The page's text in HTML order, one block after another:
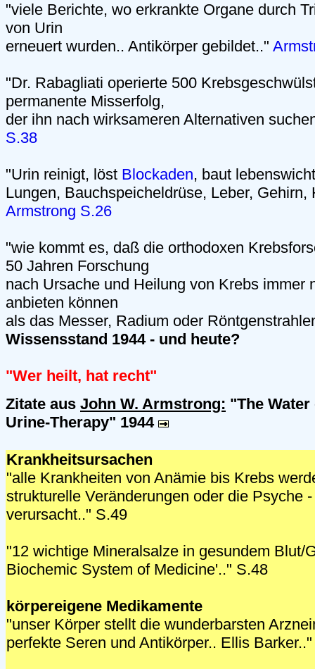
"viele Berichte, wo erkrankte Organe durch
von Urin
erneuert wurden.. Antikörper gebildet.."
"Dr. Rabagliati operierte 500
permanente Misserfolg,
der ihn nach wirksameren Alternativen
S.38
"Urin reinigt, löst Blockaden, baut
Lungen, Bauchspeicheldrüse, Leber, Gehirn,
Armstrong S.26
"wie kommt es, daß die orthodoxen
50 Jahren Forschung
nach Ursache und Heilung von Krebs immer
anbieten können
als das Messer, Radium oder
Wissensstand 1944 - und heute?
"Wer heilt, hat recht"
Zitate aus John W. Armstrong: "The
Urine-Therapy" 1944
Krankheitsursachen
"alle Krankheiten von Anämie bis Krebs
strukturelle Veränderungen oder die Psyche
verursacht.." S.49
"12 wichtige Mineralsalze in gesundem Blut/
Biochemic System of Medicine'.." S.48
körpereigene Medikamente
"unser Körper stellt die wunderbarsten
perfekte Seren und Antikörper.. Ellis